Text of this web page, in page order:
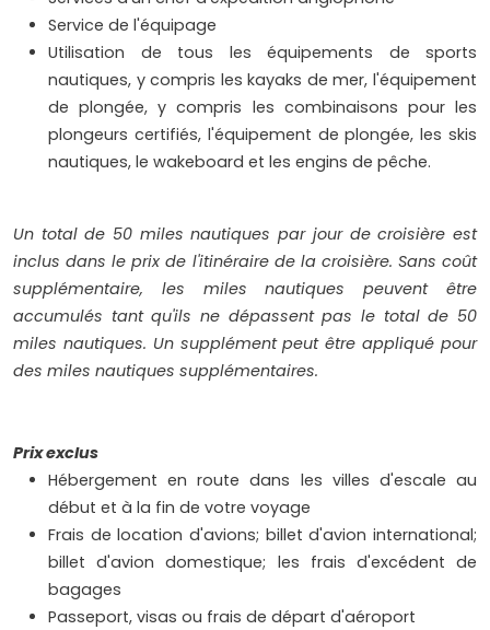
Service de l'équipage
Utilisation de tous les équipements de sports
nautiques, y compris les kayaks de mer, l'équipement
de plongée, y compris les combinaisons pour les
plongeurs certifiés, l'équipement de plongée, les skis
nautiques, le wakeboard et les engins de pêche.
Un total de 50 miles nautiques par jour de croisière est
inclus dans le prix de l'itinéraire de la croisière. Sans coût
supplémentaire, les miles nautiques peuvent être
accumulés tant qu'ils ne dépassent pas le total de 50
miles nautiques. Un supplément peut être appliqué pour
des miles nautiques supplémentaires.
Prix exclus
Hébergement en route dans les villes d'escale au
début et à la fin de votre voyage
Frais de location d'avions; billet d'avion international;
billet d'avion domestique; les frais d'excédent de
bagages
Passeport, visas ou frais de départ d'aéroport